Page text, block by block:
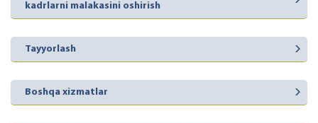
kadrlarni malakasini oshirish
Tayyorlash
Boshqa xizmatlar